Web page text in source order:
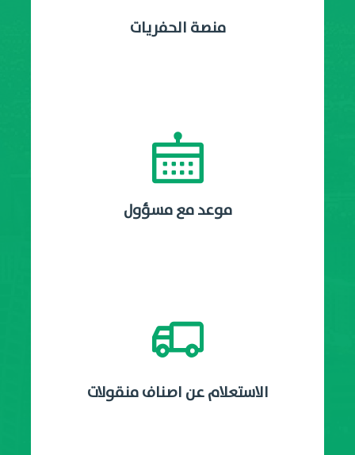
منصة الحفريات
موعد مع مسؤول
الاستعلام عن اصناف منقولات